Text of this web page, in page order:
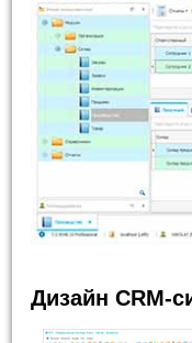
Дизайн CRM-